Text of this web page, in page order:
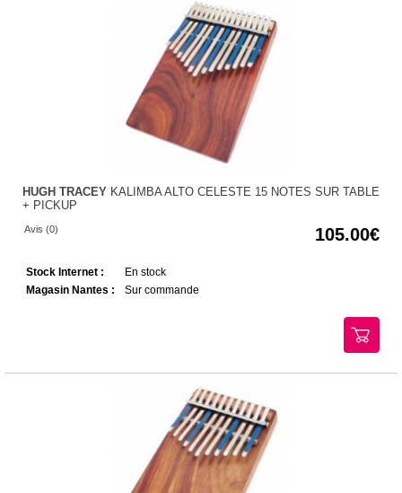
HUGH TRACEY KALIMBA ALTO CELESTE 15 NOTES SUR TABLE
+ PICKUP
Avis (0) 105.00
Stock Internet :
En stock
Magasin Nantes :
Sur commande